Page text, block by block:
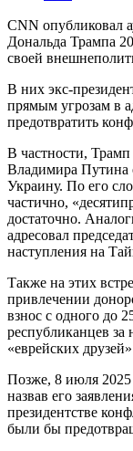
CNN опубликовал
Дональда Трампа
своей
В них экс-
прямым угрозам в
предотвратить
В частности, Трамп
Владимира Путина
Украину. По его
частично,
достаточно.
адресовал
наступления на
Также на этих
привлечении
взнос с одного до
республиканцев за
«еврейских
Позже, 8 июля 2025
назвав его
президентстве
были бы